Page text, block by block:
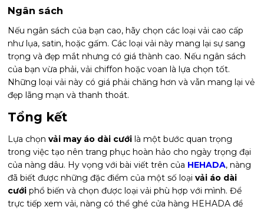
Ngân sách
Nếu ngân sách của bạn cao, hãy chọn các loại vải cao cấp
như lụa, satin, hoặc gấm. Các loại vải này mang lại sự sang
trọng và đẹp mắt nhưng có giá thành cao. Nếu ngân sách
của bạn vừa phải, vải chiffon hoặc voan là lựa chọn tốt.
Những loại vải này có giá phải chăng hơn và vẫn mang lại vẻ
đẹp lãng mạn và thanh thoát.
Tổng kết
Lựa chọnvải may áo dài cưới là một bước quan trọng
trong việc tạo nên trang phục hoàn hảo cho ngày trọng đại
của nàng dâu. Hy vọng với bài viết trên của HEHADA, nàng
đã biết được những đặc điểm của một số loạivải áo dài
cưới phổ biến và chọn được loại vải phù hợp với mình. Để
trực tiếp xem vải, nàng có thể ghé cửa hàng HEHADA để